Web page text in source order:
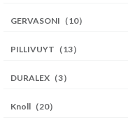
GERVASONI（10）
PILLIVUYT（13）
DURALEX（3）
Knoll（20）